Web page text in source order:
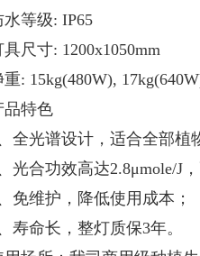
水等级: IP65
具尺寸: 1200x1050mm
重: 15kg(480W),
品特色
全光谱设计，适合全部植
光合功效高达2.8μmole/J
免维护，降低使用成本；
寿命长，整灯质保3年。